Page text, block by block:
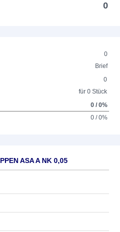
0
0
Brief
0
für 0 Stück
0 / 0%
0 / 0%
ASA A NK 0,05